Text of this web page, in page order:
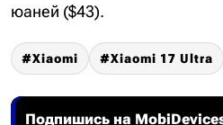
юаней ($43).
Xiaomi Xiaomi 17 Ultra
Подпишись на